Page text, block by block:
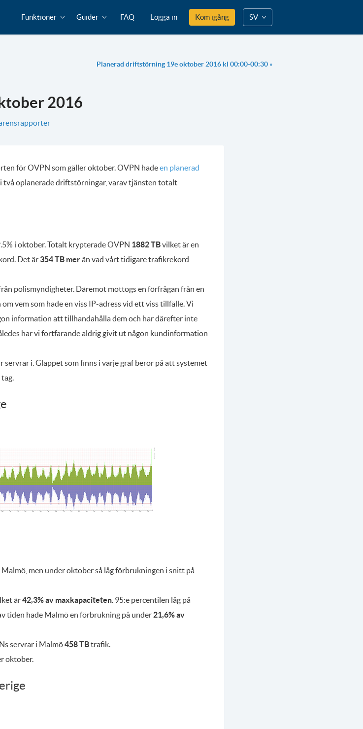
Funktioner Guider FAQ Logga in Kom igång SV
Planerad driftstörning 19e oktober 2016 kl 00:00-00:30 »
2016
för OVPN som gäller oktober. OVPN hadeen planerad
oplanerade driftstörningar, varav tjänsten totalt
i oktober. Totalt krypterade OVPN 1882 TBvilket är en
Det är 354 TB merän vad vårt tidigare trafikrekord
polismyndigheter. Däremot mottogs en förfrågan från en
vem som hade en viss IP-adress vid ett viss tillfälle. Vi
information att tillhandahålla dem och har därefter inte
har vi fortfarande aldrig givit ut någon kundinformation
i. Glappet som finns i varje graf beror på att systemet
men under oktober så låg förbrukningen i snitt på
är42,3% av maxkapaciteten. 95:e percentilen låg på
tiden hade Malmö en förbrukning på under 21,6% av
servrar i Malmö458 TBtrafik.
oktober.